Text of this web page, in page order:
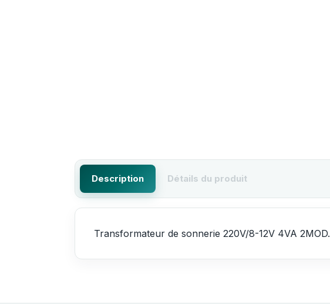
Description Détails du produit
Transformateur de sonnerie 220V/8-12V 4VA 2MOD.